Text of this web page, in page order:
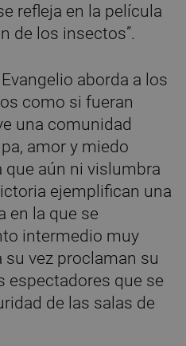
refleja en la película
de los insectos”.
Evangelio aborda a los
como si fueran
una comunidad
amor y miedo
que aún ni vislumbra
ejemplifican una
en la que se
intermedio muy
vez proclaman su
espectadores que se
de las salas de